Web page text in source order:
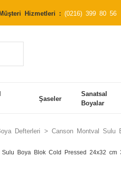
Hizmetleri : (0216) 399 80 56
Şaseler
Sanatsal
Boyalar
Defterleri Canson Montval Sulu